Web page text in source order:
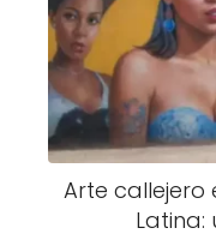
Arte callejero
Latina: